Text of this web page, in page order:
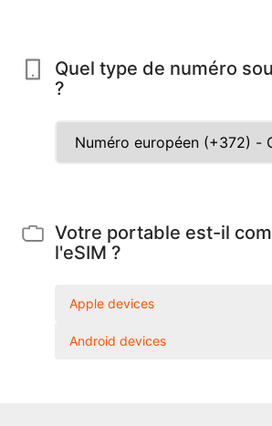
Quel type de numéro
?
Votre portable est-il
l'eSIM ?
Apple devices
Android devices